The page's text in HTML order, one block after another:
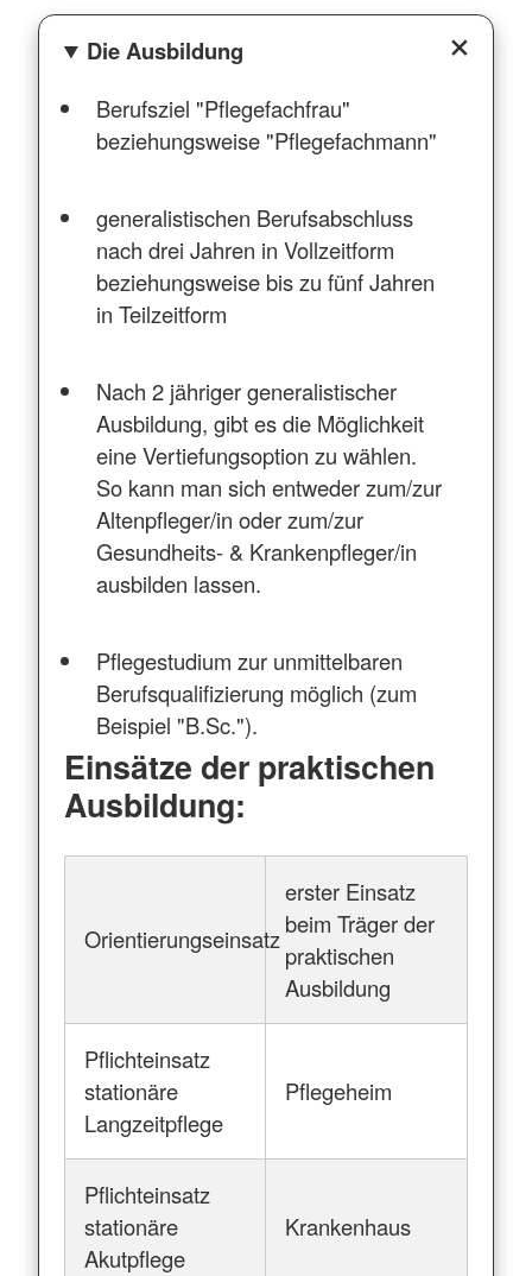
Die Ausbildung
Berufsziel "Pflegefachfrau"
beziehungsweise "Pflegefachmann"
generalistischen Berufsabschluss
nach drei Jahren in Vollzeitform
beziehungsweise bis zu fünf Jahren
in Teilzeitform
Nach 2 jähriger generalistischer
Ausbildung, gibt es die Möglichkeit
eine Vertiefungsoption zu wählen.
So kann man sich entweder zum/zur
Altenpfleger/in oder zum/zur
Gesundheits- & Krankenpfleger/in
ausbilden lassen.
Pflegestudium zur unmittelbaren
Berufsqualifizierung möglich (zum
Beispiel "B.Sc.").
Einsätze der praktischen
Ausbildung:
Orientierungseinsatz
erster Einsatz
beim Träger der
praktischen
Ausbildung
Pflichteinsatz
stationäre
Langzeitpflege
Pflegeheim
Pflichteinsatz
stationäre
Akutpflege
Krankenhaus